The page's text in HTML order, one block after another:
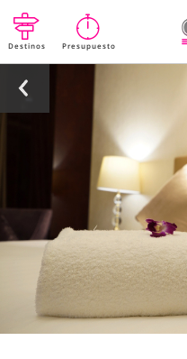
Destinos Presupuesto